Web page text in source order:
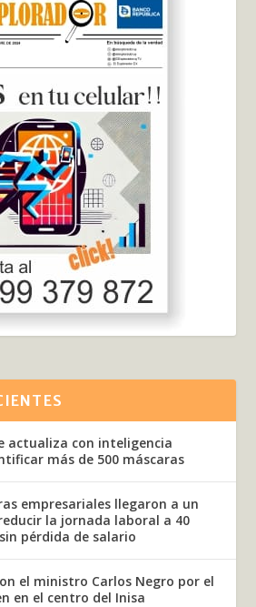
actualiza con inteligencia
más de 500 máscaras
empresariales llegaron a un
la jornada laboral a 40
pérdida de salario
el ministro Carlos Negro por el
en el centro del Inisa